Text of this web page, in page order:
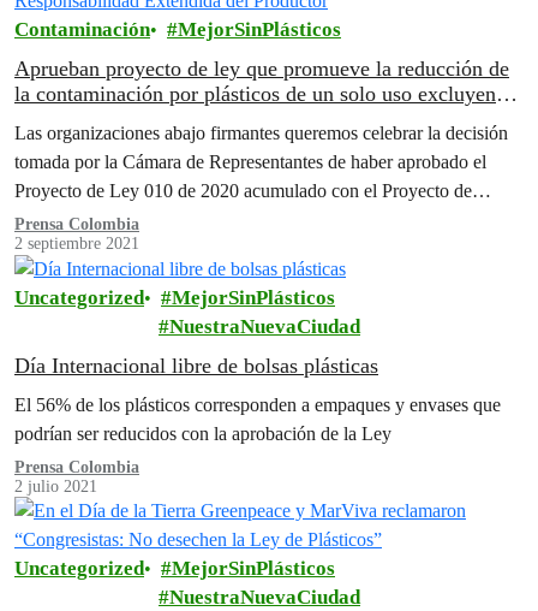
Contaminación MejorSinPlásticos
Aprueban proyecto de ley que promueve la reducción de
la contaminación por plásticos de un solo uso excluyendo
Las organizaciones abajo firmantes queremos celebrar la decisión
tomada por la Cámara de Representantes de haber aprobado el
Proyecto de Ley 010 de 2020 acumulado con el Proyecto de
Ley…
Prensa Colombia
2 septiembre 2021
Uncategorized
MejorSinPlásticos
NuestraNuevaCiudad
Día Internacional libre de bolsas plásticas
El 56% de los plásticos corresponden a empaques y envases que
podrían ser reducidos con la aprobación de la Ley
Prensa Colombia
2 julio 2021
Uncategorized
MejorSinPlásticos
NuestraNuevaCiudad